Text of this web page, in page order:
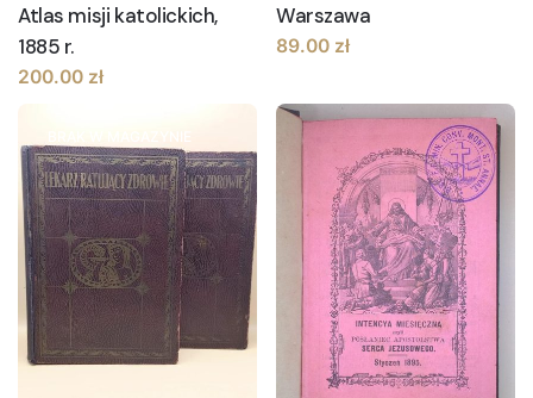
Atlas misji katolickich,
1885 r.
200.00 zł
Warszawa
89.00 zł
BRAK W MAGAZYNIE